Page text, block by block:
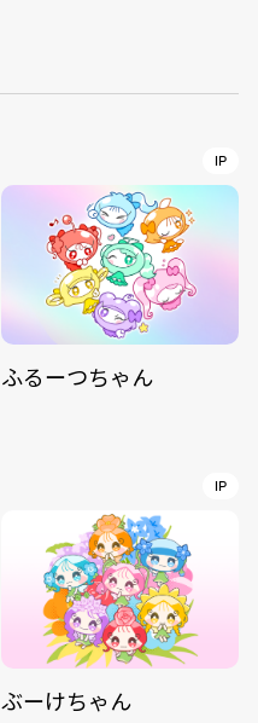
IP
ふるーつちゃん
IP
ぶーけちゃん